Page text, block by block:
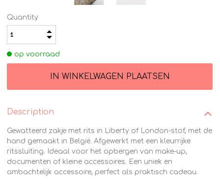
Quantity
op voorraad
Description
Gewatteerd zakje met rits in Liberty of London-stof, met de
hand gemaakt in België. Afgewerkt met een kleurrijke
ritssluiting. Ideaal voor het opbergen van make-up,
documenten of kleine accessoires. Een uniek en
ambachtelijk accessoire, perfect als praktisch cadeau.